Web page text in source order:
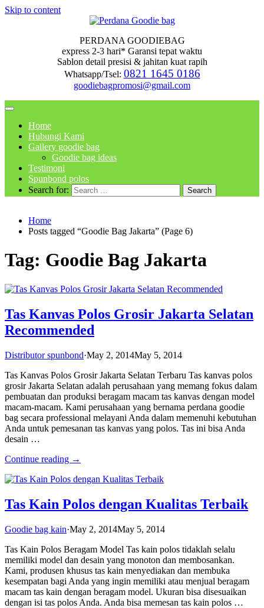
Skip to content
PERDANA GOODIEBAG
express 2-3 hari* Garansi tepat waktu
Sablon detail presisi & jahitan kuat rapih
Whatsapp/Tsel: 0821 1645 0186
goodiebagpromosi@gmail.com
Home
Hubungi Kami
Gallery goodie bag
Goodie bag ideas
Testimoni
Spunbond polos
Search for:
Home
Posts tagged “Goodie Bag Jakarta” (Page 6)
Tag: Goodie Bag Jakarta
Tas Kanvas Polos Grosir Jakarta Selatan
Recommended
Distributor spunbond·May 2, 2014May 5, 2014
Tas Kanvas Polos Grosir Jakarta Selatan Terbaru Tas kanvas polos
grosir Jakarta Selatan adalah perusahaan yang memang fokus dalam
pembuatan dan produksi beragam macam tas kanvas dengan model
macam-macam. Kami perusahaan yang bernama perdana goodie
bag secara professional melayani Anda dalam memenuhi kebutuhan
Anda untuk pemesanan tas kanvas yang polos. Tas ini bisa Anda
desain …
Continue reading →
Tas Kain Polos dengan Kualitas Terbaik
Goodie bag kain·May 2, 2014May 5, 2014
Tas Kain Polos Beragam Model Tas kain polos tidaklah selalu
memiliki model dan desain yang monoton dan membosankan.
Kami, produsen khusus tas kain menyediakan dan membuka
kesempatan bagi Anda yang ingin memiliki atau menjual beragam
macam tas kain dengan beragam model. Ukuran bisa disesuaikan
dengan isi tas polos Anda. Anda bisa memesan tas kain polos …